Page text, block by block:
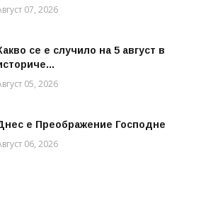
07, 2026
се е случило на 5 август в
05, 2026
е Преображение Господне
06, 2026